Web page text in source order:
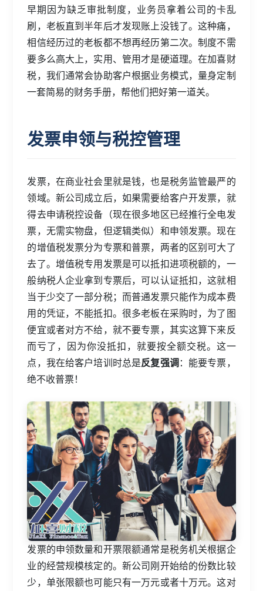
早期因为缺乏审批制度，业务员拿着公司的卡乱
刷，老板直到半年后才发现账上没钱了。这种痛，
相信经历过的老板都不想再经历第二次。制度不需
要多么高大上，实用、管用才是硬道理。在加喜财
税，我们通常会协助客户根据业务模式，量身定制
一套简易的财务手册，帮他们把好第一道关。
发票申领与税控管理
发票，在商业社会里就是钱，也是税务监管最严的
领域。新公司成立后，如果需要给客户开发票，就
得去申请税控设备（现在很多地区已经推行全电发
票，无需实物盘，但逻辑类似）和申领发票。现在
的增值税发票分为专票和普票，两者的区别可大了
去了。增值税专用发票是可以抵扣进项税额的，一
般纳税人企业拿到专票后，可以认证抵扣，这就相
当于少交了一部分税；而普通发票只能作为成本费
用的凭证，不能抵扣。很多老板在采购时，为了图
便宜或者对方不给，就不要专票，其实这算下来反
而亏了，因为你没抵扣，就要按全额交税。这一
点，我在给客户培训时总是反复强调：能要专票，
绝不收普票！
发票的申领数量和开票限额通常是税务机关根据企
业的经营规模核定的。新公司刚开始给的份数比较
少，单张限额也可能只有一万元或者十万元。这对